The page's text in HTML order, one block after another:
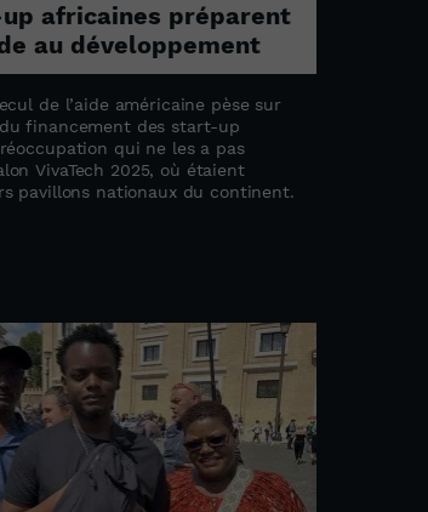
africaines préparent
au développement
de l’aide américaine pèse sur
financement des start-up
qui ne les a pas
VivaTech 2025, où étaient
pavillons nationaux du continent.